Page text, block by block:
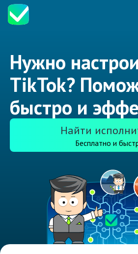
Нужно
TikTok?
быстро и
Найти
Бесплатно и